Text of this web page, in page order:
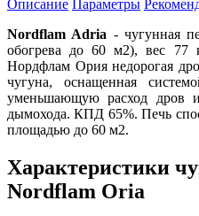
Описание Параметры
Nordflam Adria - чугунная
обогрева до 60 м2), вес
Нордфлам Ория недорогая
чугуна, оснащенная
уменьшающую расход дров
дымохода. КПД 65%. Печь
площадью до 60 м2.
Характеристики
Nordflam Oria